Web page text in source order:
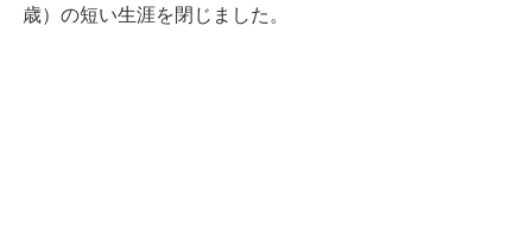
歳）の短い生涯を閉じました。